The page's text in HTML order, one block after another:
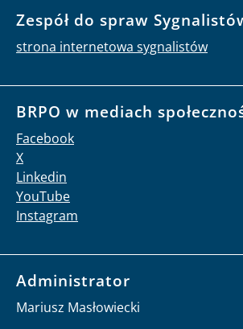
Zespół do spraw
strona internetowa sygnalistów
BRPO w mediach
Facebook
X
Linkedin
YouTube
Instagram
Administrator
Mariusz Masłowiecki